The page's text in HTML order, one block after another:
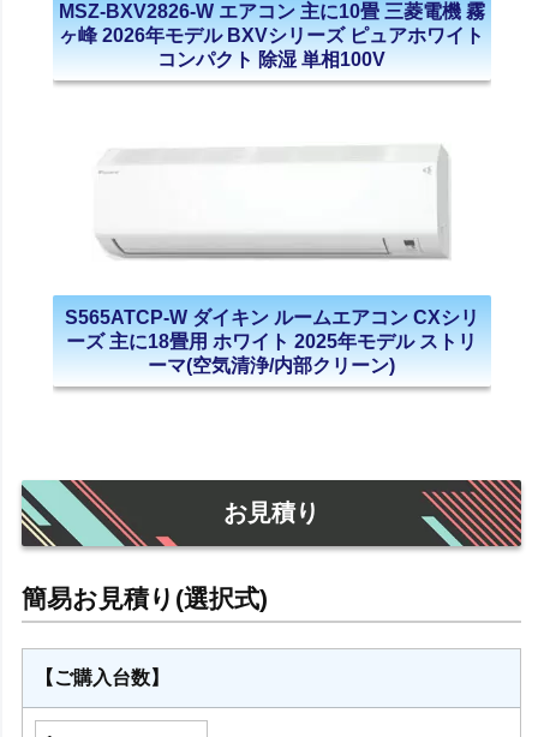
MSZ-BXV2826-W エアコン 主に10畳 三菱電機 霧
ヶ峰 2026年モデル BXVシリーズ ピュアホワイト
コンパクト 除湿 単相100V
S565ATCP-W ダイキン ルームエアコン CXシリ
ーズ 主に18畳用 ホワイト 2025年モデル ストリ
ーマ(空気清浄/内部クリーン)
お見積り
【ご購入台数】